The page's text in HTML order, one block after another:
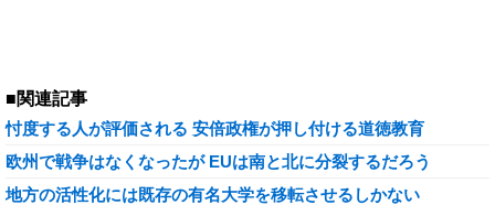
■関連記事
忖度する人が評価される 安倍政権が押し付ける道徳教育
欧州で戦争はなくなったが EUは南と北に分裂するだろう
地方の活性化には既存の有名大学を移転させるしかない